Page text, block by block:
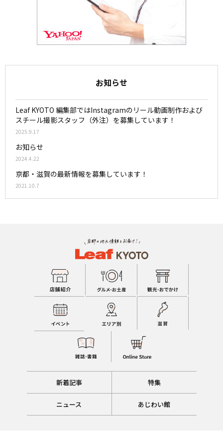
お知らせ
Leaf KYOTO 編集部ではInstagramのリール動画制作および
スチール撮影スタッフ（外注）を募集しています！
2025.9.17
お知らせ
2024.4.22
京都・滋賀の最新情報を募集しています！
2021.10.7
新着記事 特集
ニュース あじわい館